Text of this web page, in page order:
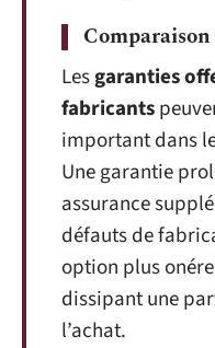
Lesgaranties
fabricants
important dans
Une garantie
assurance
défauts de
option plus
dissipant une
l’achat.